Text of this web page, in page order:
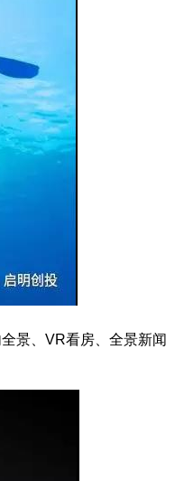
景、VR看房、全景新闻